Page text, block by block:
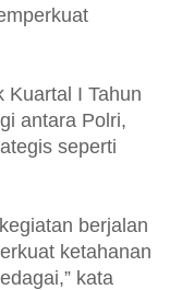
Kuartal I Tahun
antara Polri,
seperti
berjalan
ketahanan
kata